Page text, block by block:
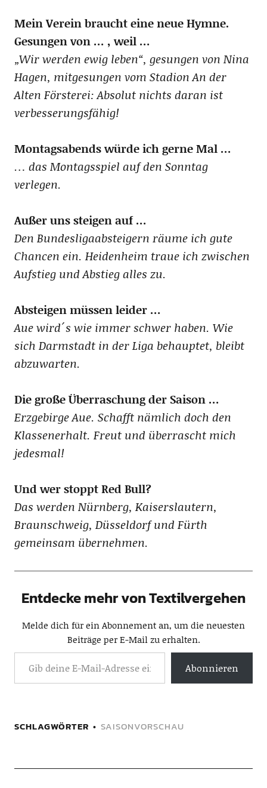
Mein Verein braucht eine neue Hymne.
Gesungen von … , weil …
„Wir werden ewig leben“, gesungen von Nina
Hagen, mitgesungen vom Stadion An der
Alten Försterei: Absolut nichts daran ist
verbesserungsfähig!
Montagsabends würde ich gerne Mal …
… das Montagsspiel auf den Sonntag
verlegen.
Außer uns steigen auf …
Den Bundesligaabsteigern räume ich gute
Chancen ein. Heidenheim traue ich zwischen
Aufstieg und Abstieg alles zu.
Absteigen müssen leider …
Aue wird´s wie immer schwer haben. Wie
sich Darmstadt in der Liga behauptet, bleibt
abzuwarten.
Die große Überraschung der Saison …
Erzgebirge Aue. Schafft nämlich doch den
Klassenerhalt. Freut und überrascht mich
jedesmal!
Und wer stoppt Red Bull?
Das werden Nürnberg, Kaiserslautern,
Braunschweig, Düsseldorf und Fürth
gemeinsam übernehmen.
Entdecke mehr von Textilvergehen
Melde dich für ein Abonnement an, um die neuesten
Beiträge per E-Mail zu erhalten.
Abonnieren
SCHLAGWÖRTER SAISONVORSCHAU